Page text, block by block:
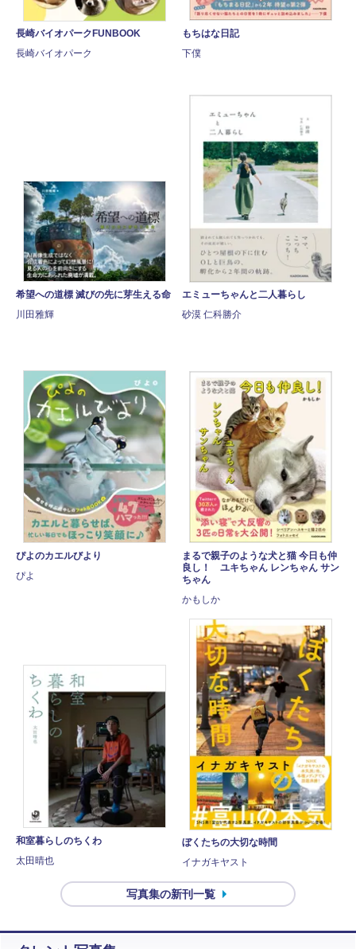
長崎バイオパークFUNBOOK
長崎バイオパーク
もちはな日記
下僕
希望への道標 滅びの先に芽生える命
川田雅輝
エミューちゃんと二人暮らし
砂漠 仁科勝介
ぴよのカエルびより
ぴよ
まるで親子のような犬と猫 今日も仲
良し！ ユキちゃん レンちゃん サン
ちゃん
かもしか
和室暮らしのちくわ
太田晴也
ぼくたちの大切な時間
イナガキヤスト
写真集の新刊一覧